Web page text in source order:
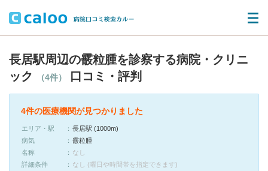
長居駅周辺の霰粒腫を診察する病院・クリニ
ック
（4件） 口コミ・評判
4件の医療機関が見つかりました
エリア・駅
長居駅 (1000m)
病気
霰粒腫
名称
なし
詳細条件
なし (曜日や時間帯を指定できます)